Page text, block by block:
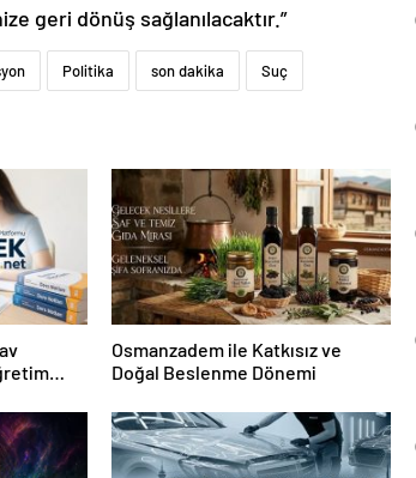
geri dönüş sağlanılacaktır.”
Politika son dakika Suç
Osmanzadem ile Katkısız ve
Doğal Beslenme Dönemi